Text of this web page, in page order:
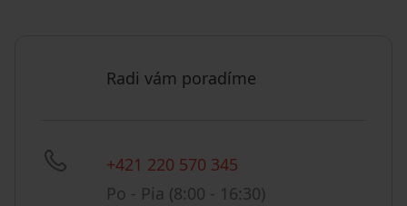
Radi vám poradíme
+421 220 570 345
Po - Pia (8:00 - 16:30)